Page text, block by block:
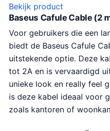
Bekijk product
Baseus Cafule Cable (2
Voor gebruikers die een
biedt de Baseus Cafule
uitstekende optie. Deze
tot 2A en is vervaardigd
unieke look en really feel
is deze kabel ideaal voor
zoals kantoren of